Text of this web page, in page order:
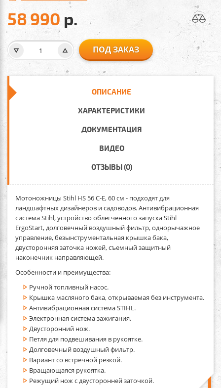
58 990 р.
ПОД ЗАКАЗ
ОПИСАНИЕ
ХАРАКТЕРИСТИКИ
ДОКУМЕНТАЦИЯ
ВИДЕО
ОТЗЫВЫ (0)
Мотоножницы Stihl HS 56 С-Е, 60 см - подходят для
ландшафтных дизайнеров и садоводов. Антивибрационная
система Stihl, устройство облегченного запуска Stihl
ErgoStart, долговечный воздушный фильтр, однорычажное
управление, безынструментальная крышка бака,
двусторонняя заточка ножей, съемный защитный
наконечник направляющей.
Особенности и преимущества:
Ручной топливный насос.
Крышка масляного бака, открываемая без инструмента.
Антивибрационная система STIHL.
Электронная система зажигания.
Двусторонний нож.
Петля для подвешивания в рукоятке.
Долговечный воздушный фильтр.
Вариант со встречной резкой.
Вращающаяся рукоятка.
Режущий нож с двусторонней заточкой.